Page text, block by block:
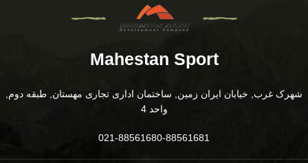
Mahestan Sport
شهرک غرب, خیابان ایران زمین, ساختمان اداری تجاری مهستان, طبقه دوم,
واحد 4
021-88561680-88561681